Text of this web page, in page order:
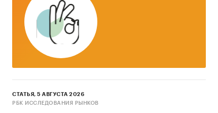
ФСГС РФ (Росстат): часто информация
объемах производства продукции
содержится в данных ФСГС РФ (Росстат) и
процесс ее получения является очень
Анализа финансово-хозяйственной
СТАТЬЯ, 5 АВГУСТА 2026
РБК ИССЛЕДОВАНИЯ РЫНКОВ